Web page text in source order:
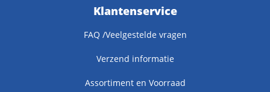
Klantenservice
FAQ /Veelgestelde vragen
Verzend informatie
Assortiment en Voorraad